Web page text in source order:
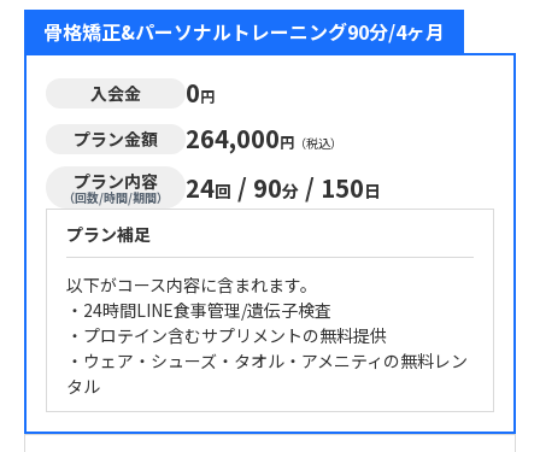
骨格矯正&パーソナルトレーニング90分/4ヶ月
入会金 0円
プラン金額 264,000円 （税込）
プラン内容
（回数/時間/期間） 24回 / 90分 / 150日
プラン補足
以下がコース内容に含まれます。
・24時間LINE食事管理/遺伝子検査
・プロテイン含むサプリメントの無料提供
・ウェア・シューズ・タオル・アメニティの無料レン
タル